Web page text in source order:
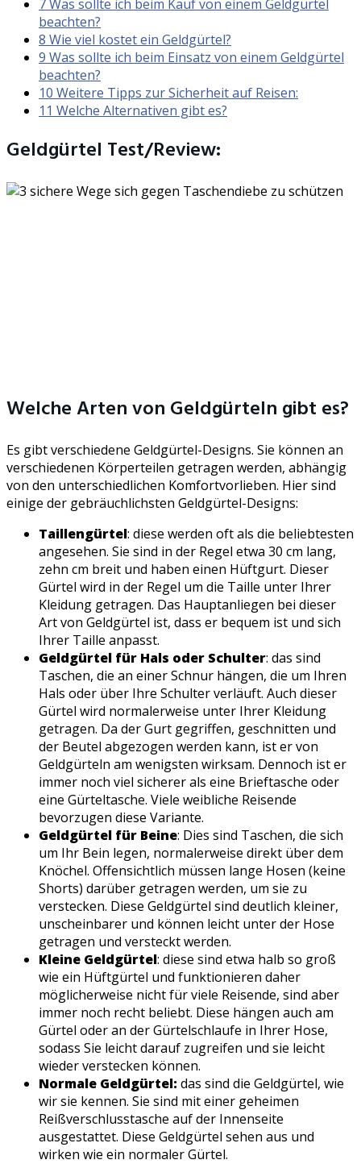
7Was sollte ich beim Kauf von einem Geldgürtel
beachten?
8 Wie viel kostet ein Geldgürtel?
9 Was sollte ich beim Einsatz von einem Geldgürtel
beachten?
10 Weitere Tipps zur Sicherheit auf Reisen:
11 Welche Alternativen gibt es?
Geldgürtel Test/Review:
Welche Arten von Geldgürteln gibt es?
Es gibt verschiedene Geldgürtel-Designs. Sie können an
verschiedenen Körperteilen getragen werden, abhängig
von den unterschiedlichen Komfortvorlieben. Hier sind
einige der gebräuchlichsten Geldgürtel-Designs:
Taillengürtel: diese werden oft als die beliebtesten
angesehen. Sie sind in der Regel etwa 30 cm lang,
zehn cm breit und haben einen Hüftgurt. Dieser
Gürtel wird in der Regel um die Taille unter Ihrer
Kleidung getragen. Das Hauptanliegen bei dieser
Art von Geldgürtel ist, dass er bequem ist und sich
Ihrer Taille anpasst.
Geldgürtel für Hals oder Schulter: das sind
Taschen, die an einer Schnur hängen, die um Ihren
Hals oder über Ihre Schulter verläuft. Auch dieser
Gürtel wird normalerweise unter Ihrer Kleidung
getragen. Da der Gurt gegriffen, geschnitten und
der Beutel abgezogen werden kann, ist er von
Geldgürteln am wenigsten wirksam. Dennoch ist er
immer noch viel sicherer als eine Brieftasche oder
eine Gürteltasche. Viele weibliche Reisende
bevorzugen diese Variante.
Geldgürtel für Beine: Dies sind Taschen, die sich
um Ihr Bein legen, normalerweise direkt über dem
Knöchel. Offensichtlich müssen lange Hosen (keine
Shorts) darüber getragen werden, um sie zu
verstecken. Diese Geldgürtel sind deutlich kleiner,
unscheinbarer und können leicht unter der Hose
getragen und versteckt werden.
Kleine Geldgürtel: diese sind etwa halb so groß
wie ein Hüftgürtel und funktionieren daher
möglicherweise nicht für viele Reisende, sind aber
immer noch recht beliebt. Diese hängen auch am
Gürtel oder an der Gürtelschlaufe in Ihrer Hose,
sodass Sie leicht darauf zugreifen und sie leicht
wieder verstecken können.
Normale Geldgürtel: das sind die Geldgürtel, wie
wir sie kennen. Sie sind mit einer geheimen
Reißverschlusstasche auf der Innenseite
ausgestattet. Diese Geldgürtel sehen aus und
wirken wie ein normaler Gürtel.